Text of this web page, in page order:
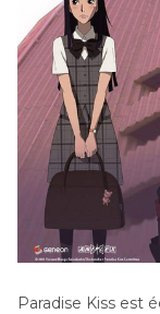
Paradise Kiss est